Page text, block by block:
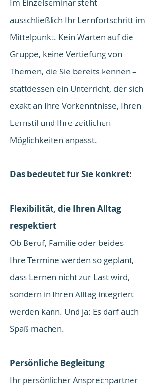
Im Einzelseminar steht
ausschließlich Ihr Lernfortschritt im
Mittelpunkt. Kein Warten auf die
Gruppe, keine Vertiefung von
Themen, die Sie bereits kennen –
stattdessen ein Unterricht, der sich
exakt an Ihre Vorkenntnisse, Ihren
Lernstil und Ihre zeitlichen
Möglichkeiten anpasst.
Das bedeutet für Sie konkret:
Flexibilität, die Ihren Alltag
respektiert
Ob Beruf, Familie oder beides –
Ihre Termine werden so geplant,
dass Lernen nicht zur Last wird,
sondern in Ihren Alltag integriert
werden kann. Und ja: Es darf auch
Spaß machen.
Persönliche Begleitung
Ihr persönlicher Ansprechpartner